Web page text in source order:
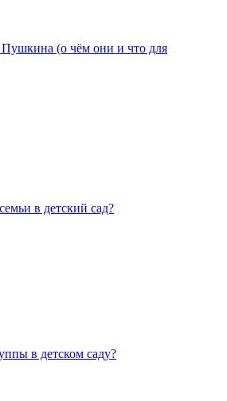
Пушкина (о чём они и что для
в детский сад?
в детском саду?